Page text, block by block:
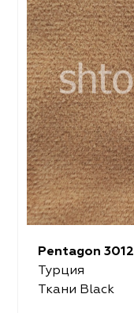
Pentagon 3012
Турция
Ткани Black